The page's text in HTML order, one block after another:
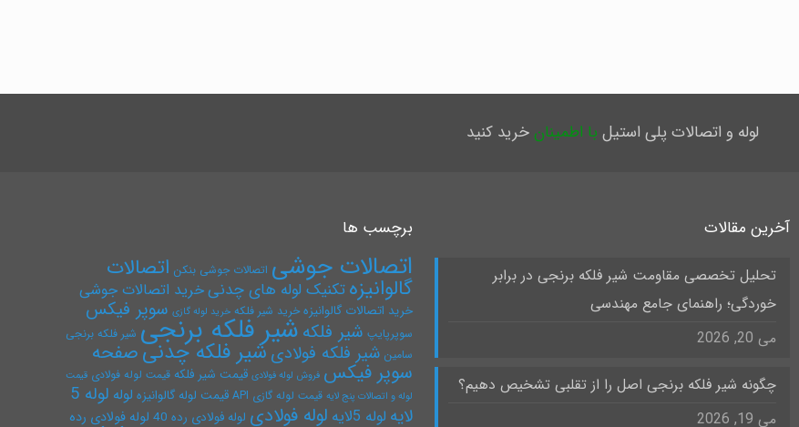
لوله و اتصالات پلی استیل با اطمینانخرید کنید
آخرین مقالات
تحلیل تخصصی مقاومت شیر فلکه برنجی در برابر
خوردگی؛ راهنمای جامع مهندسی
می 20, 2026
چگونه شیر فلکه برنجی اصل را از تقلبی تشخیص دهیم؟
می 19, 2026
برچسب ها
اتصالات جوشی اتصالات جوشی بنکن اتصالات
گالوانیزهتکنیک لوله های چدنیخرید اتصالات جوشی
خرید اتصالات گالوانیزه خرید شیر فلکه خرید لوله گازی سوپر فیکس
سوپرپایپ شیر فلکه شیر فلکه برنجی شیر فلکه برنجی
سامین شیر فلکه فولادیشیر فلکه چدنیصفحه
سوپر فیکس فروش لوله فولادی قیمت شیر فلکه قیمت لوله فولادی قیمت
لوله و اتصالات پنج لایه قیمت لوله گازی API قیمت لوله گالوانیزه لوله
لوله 5
لایه لوله 5لایه لوله فولادی لوله فولادی رده 40
لوله فولادی رده